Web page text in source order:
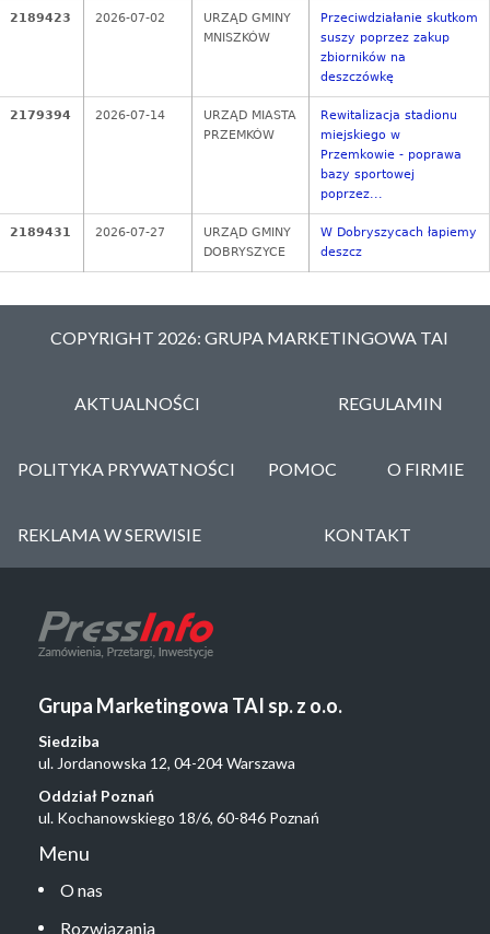
2189423 2026-07-02
URZĄD GMINY
MNISZKÓW
Przeciwdziałanie skutkom
suszy poprzez zakup
zbiorników na
deszczówkę
2179394 2026-07-14
URZĄD MIASTA
PRZEMKÓW
Rewitalizacja stadionu
miejskiego w
Przemkowie - poprawa
bazy sportowej
poprzez...
2189431 2026-07-27
URZĄD GMINY
DOBRYSZYCE
W Dobryszycach łapiemy
deszcz
COPYRIGHT 2026: GRUPA MARKETINGOWA TAI
AKTUALNOŚCI REGULAMIN
POLITYKA PRYWATNOŚCI POMOC O FIRMIE
REKLAMA W SERWISIE KONTAKT
Grupa Marketingowa TAI sp. z o.o.
Siedziba
ul. Jordanowska 12, 04-204 Warszawa
Oddział Poznań
ul. Kochanowskiego 18/6, 60-846 Poznań
Menu
O nas
Rozwiązania